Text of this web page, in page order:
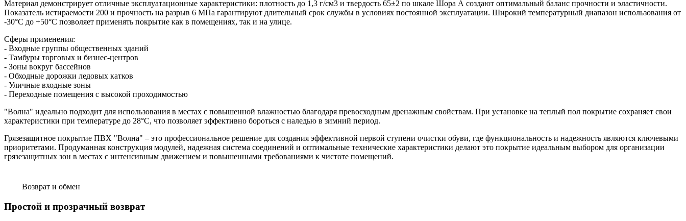
Материал демонстрирует отличные эксплуатационные характеристики: плотность до 1,3 г/см3 и твердость 65±2 по шкале Шора А создают оптимальный баланс прочности и эластичности.
Показатель истираемости 200 и прочность на разрыв 6 МПа гарантируют длительный срок службы в условиях постоянной эксплуатации. Широкий температурный диапазон использования от
-30°C до +50°C позволяет применять покрытие как в помещениях, так и на улице.
Сферы применения:
- Входные группы общественных зданий
- Тамбуры торговых и бизнес-центров
- Зоны вокруг бассейнов
- Обходные дорожки ледовых катков
- Уличные входные зоны
- Переходные помещения с высокой проходимостью
"Волна" идеально подходит для использования в местах с повышенной влажностью благодаря превосходным дренажным свойствам. При установке на теплый пол покрытие сохраняет свои
характеристики при температуре до 28°C, что позволяет эффективно бороться с наледью в зимний период.
Грязезащитное покрытие ПВХ "Волна" – это профессиональное решение для создания эффективной первой ступени очистки обуви, где функциональность и надежность являются ключевыми
приоритетами. Продуманная конструкция модулей, надежная система соединений и оптимальные технические характеристики делают это покрытие идеальным выбором для организации
грязезащитных зон в местах с интенсивным движением и повышенными требованиями к чистоте помещений.
Возврат и обмен
Простой и прозрачный возврат